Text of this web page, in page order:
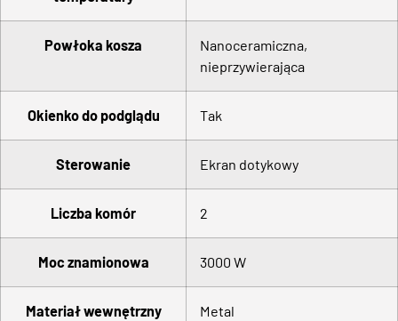
Powłoka kosza
Nanoceramiczna,
nieprzywierająca
Okienko do podglądu Tak
Sterowanie Ekran dotykowy
Liczba komór 2
Moc znamionowa 3000 W
Materiał wewnętrzny Metal